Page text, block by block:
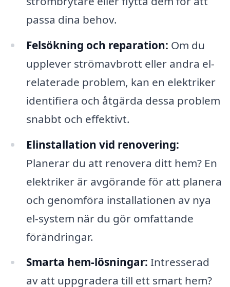
passa dina behov.
Felsökning och reparation: Om du
upplever strömavbrott eller andra el-
relaterade problem, kan en elektriker
identifiera och åtgärda dessa problem
snabbt och effektivt.
Elinstallation vid renovering:
Planerar du att renovera ditt hem? En
elektriker är avgörande för att planera
och genomföra installationen av nya
el-system när du gör omfattande
förändringar.
Smarta hem-lösningar: Intresserad
av att uppgradera till ett smart hem?